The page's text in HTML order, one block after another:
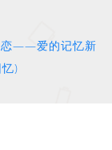
恋——爱的记忆新
)